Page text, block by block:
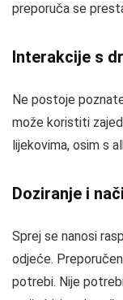
preporuča se
Interakcije s
Ne postoje
može koristiti
lijekovima, osim s
Doziranje i
Sprej se nanosi
odjeće.
potrebi. Nije